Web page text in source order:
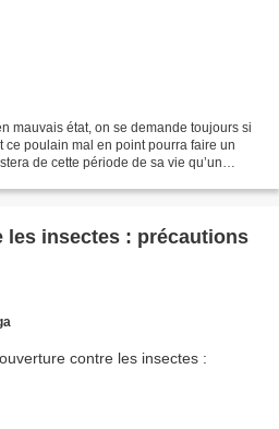
mauvais état, on se demande toujours si
ce poulain mal en point pourra faire un
de cette période de sa vie qu’un
les insectes : précautions